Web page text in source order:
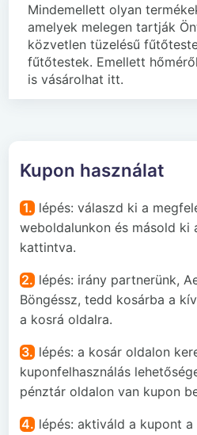
Mindemellett olyan
amelyek melegen tartják
közvetlen tüzelésű
fűtőtestek. Emellett
is vásárolhat itt.
Kupon használat
1. lépés: válaszd ki a
weboldalunkon és másold ki
kattintva.
2. lépés: irány partnerünk,
Böngéssz, tedd kosárba a
a kosrá oldalra.
3. lépés: a kosár oldalon
kuponfelhasználás
pénztár oldalon van kupon
4. lépés: aktiváld a kupont